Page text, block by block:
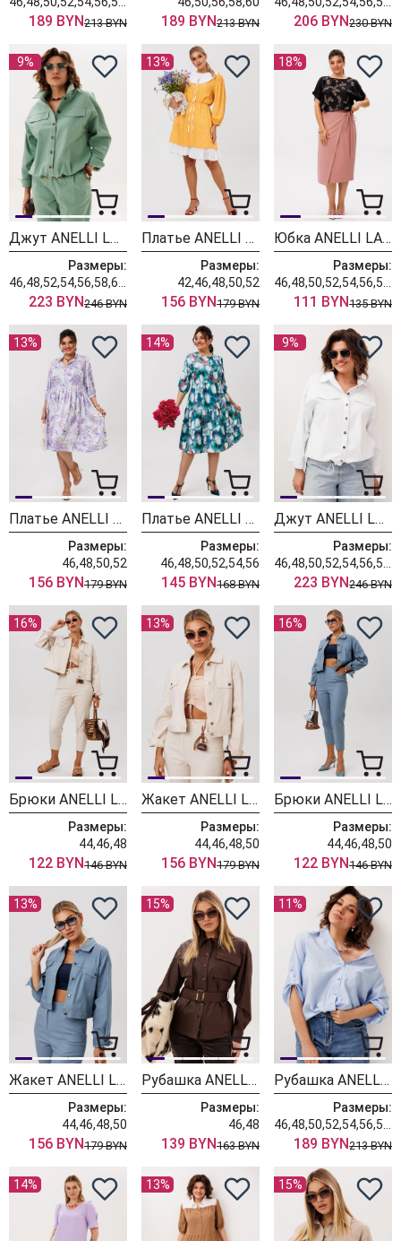
189 BYN213 BYN 189 BYN213 BYN 206 BYN230 BYN
9%
Джут ANELLI LAUREL 1816 мягкий изумруд
Размеры:
223 BYN246 BYN
13%
Платье ANELLI LAUREL 1644 одуванчик
Размеры:
42,46,48,50,52
156 BYN179 BYN
18%
Юбка ANELLI LAUREL 1858 пыльная роза
Размеры:
111 BYN135 BYN
13%
Платье ANELLI LAUREL 1859 сирень
Размеры:
46,48,50,52
156 BYN179 BYN
14%
Платье ANELLI LAUREL 1649-1 колокольчики
Размеры:
46,48,50,52,54,56
145 BYN168 BYN
9%
Джут ANELLI LAUREL 1816 четкий белый
Размеры:
223 BYN246 BYN
16%
Брюки ANELLI LAUREL 1565-2 мальдивский песок
Размеры:
44,46,48
122 BYN146 BYN
13%
Жакет ANELLI LAUREL 1565-1 мальдивский песок
Размеры:
44,46,48,50
156 BYN179 BYN
16%
Брюки ANELLI LAUREL 1565-2 горная роса
Размеры:
44,46,48,50
122 BYN146 BYN
13%
Жакет ANELLI LAUREL 1565-1 горная роса
Размеры:
44,46,48,50
156 BYN179 BYN
15%
Рубашка ANELLI LAUREL 1826 чокалэйт скин
Размеры:
46,48
139 BYN163 BYN
11%
Рубашка ANELLI LAUREL 1663.1 голубика
Размеры:
189 BYN213 BYN
14% 13% 15%